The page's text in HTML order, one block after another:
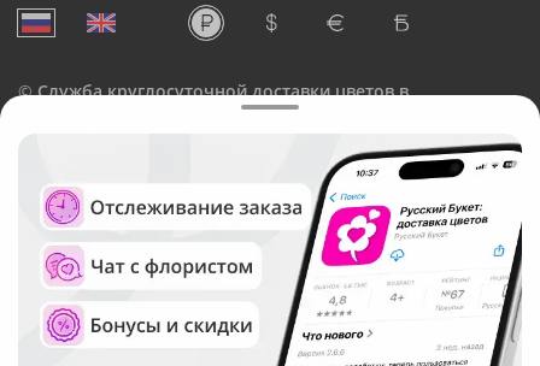
©Служба круглосуточной доставки цветов в
Русский Букет, 2026
Общество с ограниченной ответственностью «Технология»
ОГРН: 1195476081745, ИНН: 5410081997
Юридический адрес: г. Новосибирск, ул. Ипподромская,
д.42, оф. 3
Рейтинг Русского букета